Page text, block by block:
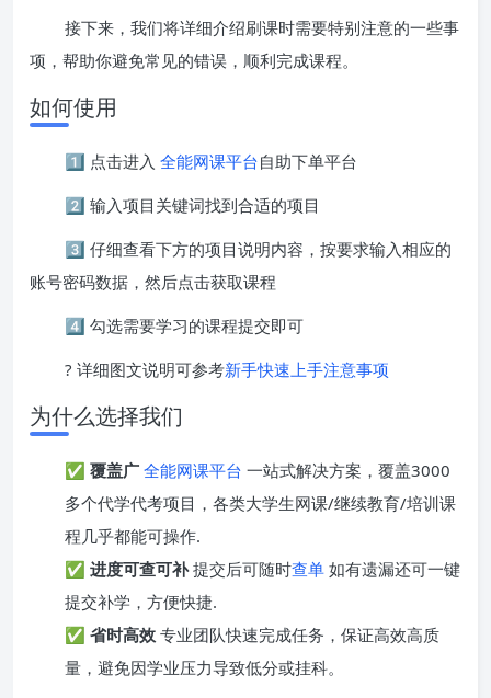
接下来，我们将详细介绍刷课时需要特别注意的一些事
项，帮助你避免常见的错误，顺利完成课程。
如何使用
1️⃣ 点击进入 全能网课平台自助下单平台
2️⃣ 输入项目关键词找到合适的项目
3️⃣ 仔细查看下方的项目说明内容，按要求输入相应的
账号密码数据，然后点击获取课程
4️⃣ 勾选需要学习的课程提交即可
? 详细图文说明可参考新手快速上手注意事项
为什么选择我们
✅ 覆盖广 全能网课平台 一站式解决方案，覆盖3000
多个代学代考项目，各类大学生网课/继续教育/培训课
程几乎都能可操作.
✅ 进度可查可补提交后可随时查单 如有遗漏还可一键
提交补学，方便快捷.
✅ 省时高效 专业团队快速完成任务，保证高效高质
量，避免因学业压力导致低分或挂科。